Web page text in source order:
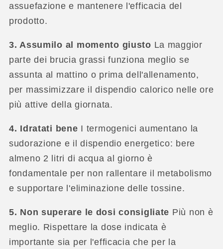
assuefazione e mantenere l'efficacia del
prodotto.
3. Assumilo al momento giusto La maggior
parte dei brucia grassi funziona meglio se
assunta al mattino o prima dell'allenamento,
per massimizzare il dispendio calorico nelle ore
più attive della giornata.
4. Idratati bene I termogenici aumentano la
sudorazione e il dispendio energetico: bere
almeno 2 litri di acqua al giorno è
fondamentale per non rallentare il metabolismo
e supportare l'eliminazione delle tossine.
5. Non superare le dosi consigliate Più non è
meglio. Rispettare la dose indicata è
importante sia per l'efficacia che per la